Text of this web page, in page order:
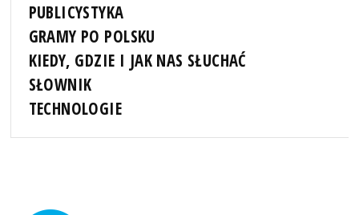
PUBLICYSTYKA
GRAMY PO POLSKU
KIEDY, GDZIE I JAK NAS SŁUCHAĆ
SŁOWNIK
TECHNOLOGIE